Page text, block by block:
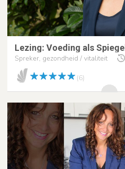
Lezing: Voeding als Spiegel
Spreker, gezondheid / vitaliteit
(6)